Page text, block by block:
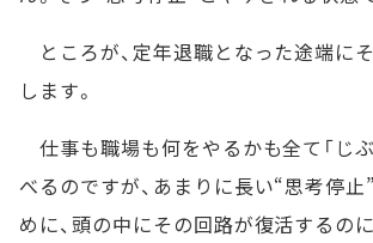
ところが、定年退職となった途端に
します。
仕事も職場も何をやるかも全て「じ
べるのですが、あまりに長い“思考停
めに、頭の中にその回路が復活するの